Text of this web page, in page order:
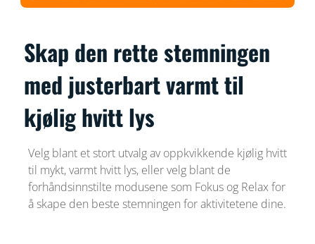
Skap den rette stemningen
med justerbart varmt til
kjølig hvitt lys
Velg blant et stort utvalg av oppkvikkende kjølig hvitt
til mykt, varmt hvitt lys, eller velg blant de
forhåndsinnstilte modusene som Fokus og Relax for
å skape den beste stemningen for aktivitetene dine.